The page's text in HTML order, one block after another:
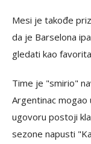
Mesi je takođe
da je Barselona
gledati kao
Time je "smirio"
Argentinac
ugovoru postoji
sezone napusti